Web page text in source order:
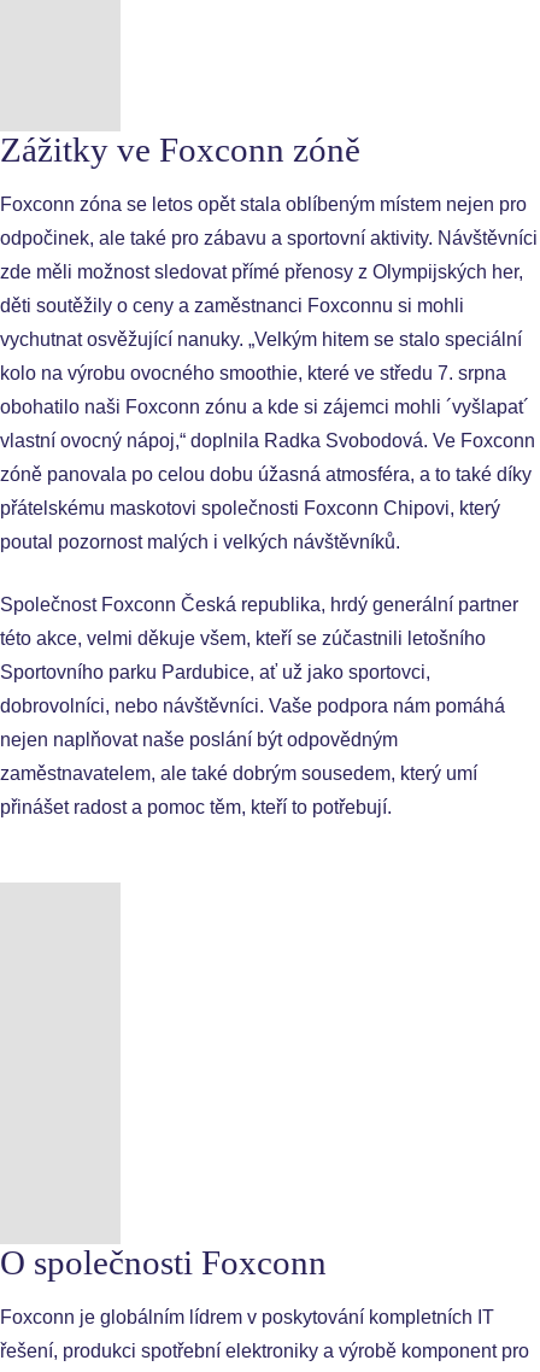
Zážitky ve Foxconn zóně
Foxconn zóna se letos opět stala oblíbeným místem nejen pro
odpočinek, ale také pro zábavu a sportovní aktivity. Návštěvníci
zde měli možnost sledovat přímé přenosy z Olympijských her,
děti soutěžily o ceny a zaměstnanci Foxconnu si mohli
vychutnat osvěžující nanuky. „Velkým hitem se stalo speciální
kolo na výrobu ovocného smoothie, které ve středu 7. srpna
obohatilo naši Foxconn zónu a kde si zájemci mohli ´vyšlapat´
vlastní ovocný nápoj,“ doplnila Radka Svobodová. Ve Foxconn
zóně panovala po celou dobu úžasná atmosféra, a to také díky
přátelskému maskotovi společnosti Foxconn Chipovi, který
poutal pozornost malých i velkých návštěvníků.
Společnost Foxconn Česká republika, hrdý generální partner
této akce, velmi děkuje všem, kteří se zúčastnili letošního
Sportovního parku Pardubice, ať už jako sportovci,
dobrovolníci, nebo návštěvníci. Vaše podpora nám pomáhá
nejen naplňovat naše poslání být odpovědným
zaměstnavatelem, ale také dobrým sousedem, který umí
přinášet radost a pomoc těm, kteří to potřebují.
O společnosti Foxconn
Foxconn je globálním lídrem v poskytování kompletních IT
řešení, produkci spotřební elektroniky a výrobě komponent pro